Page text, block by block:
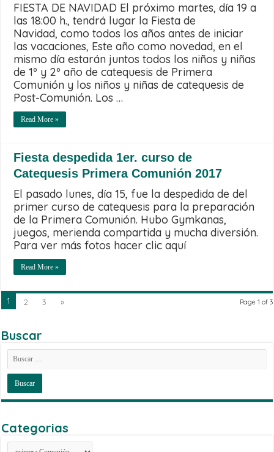
FIESTA DE NAVIDAD El próximo martes, día 19 a
las 18:00 h., tendrá lugar la Fiesta de
Navidad, como todos los años antes de iniciar
las vacaciones, Este año como novedad, en el
mismo día estarán juntos todos los niños y niñas
de 1º y 2º año de catequesis de Primera
Comunión y los niños y niñas de catequesis de
Post-Comunión. Los …
Read More »
Fiesta despedida 1er. curso de
Catequesis Primera Comunión 2017
El pasado lunes, día 15, fue la despedida de del
primer curso de catequesis para la preparación
de la Primera Comunión. Hubo Gymkanas,
juegos, merienda compartida y mucha diversión.
Para ver más fotos hacer clic aquí
Read More »
Page 1 of 3
1 2 3 »
Buscar
Categorias
Categorias